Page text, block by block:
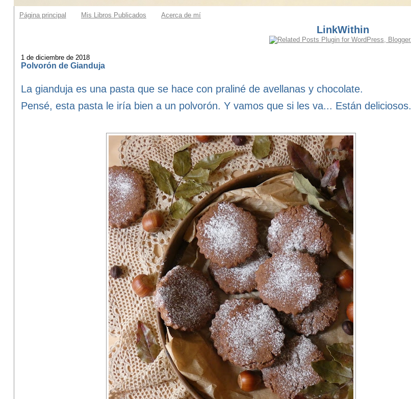
Página principal Mis Libros Publicados Acerca de mí
LinkWithin
1 de diciembre de 2018
Polvorón de Gianduja
La gianduja es una pasta que se hace con praliné de avellanas y chocolate.
Pensé, esta pasta le iría bien a un polvorón. Y vamos que si les va... Están deliciosos.